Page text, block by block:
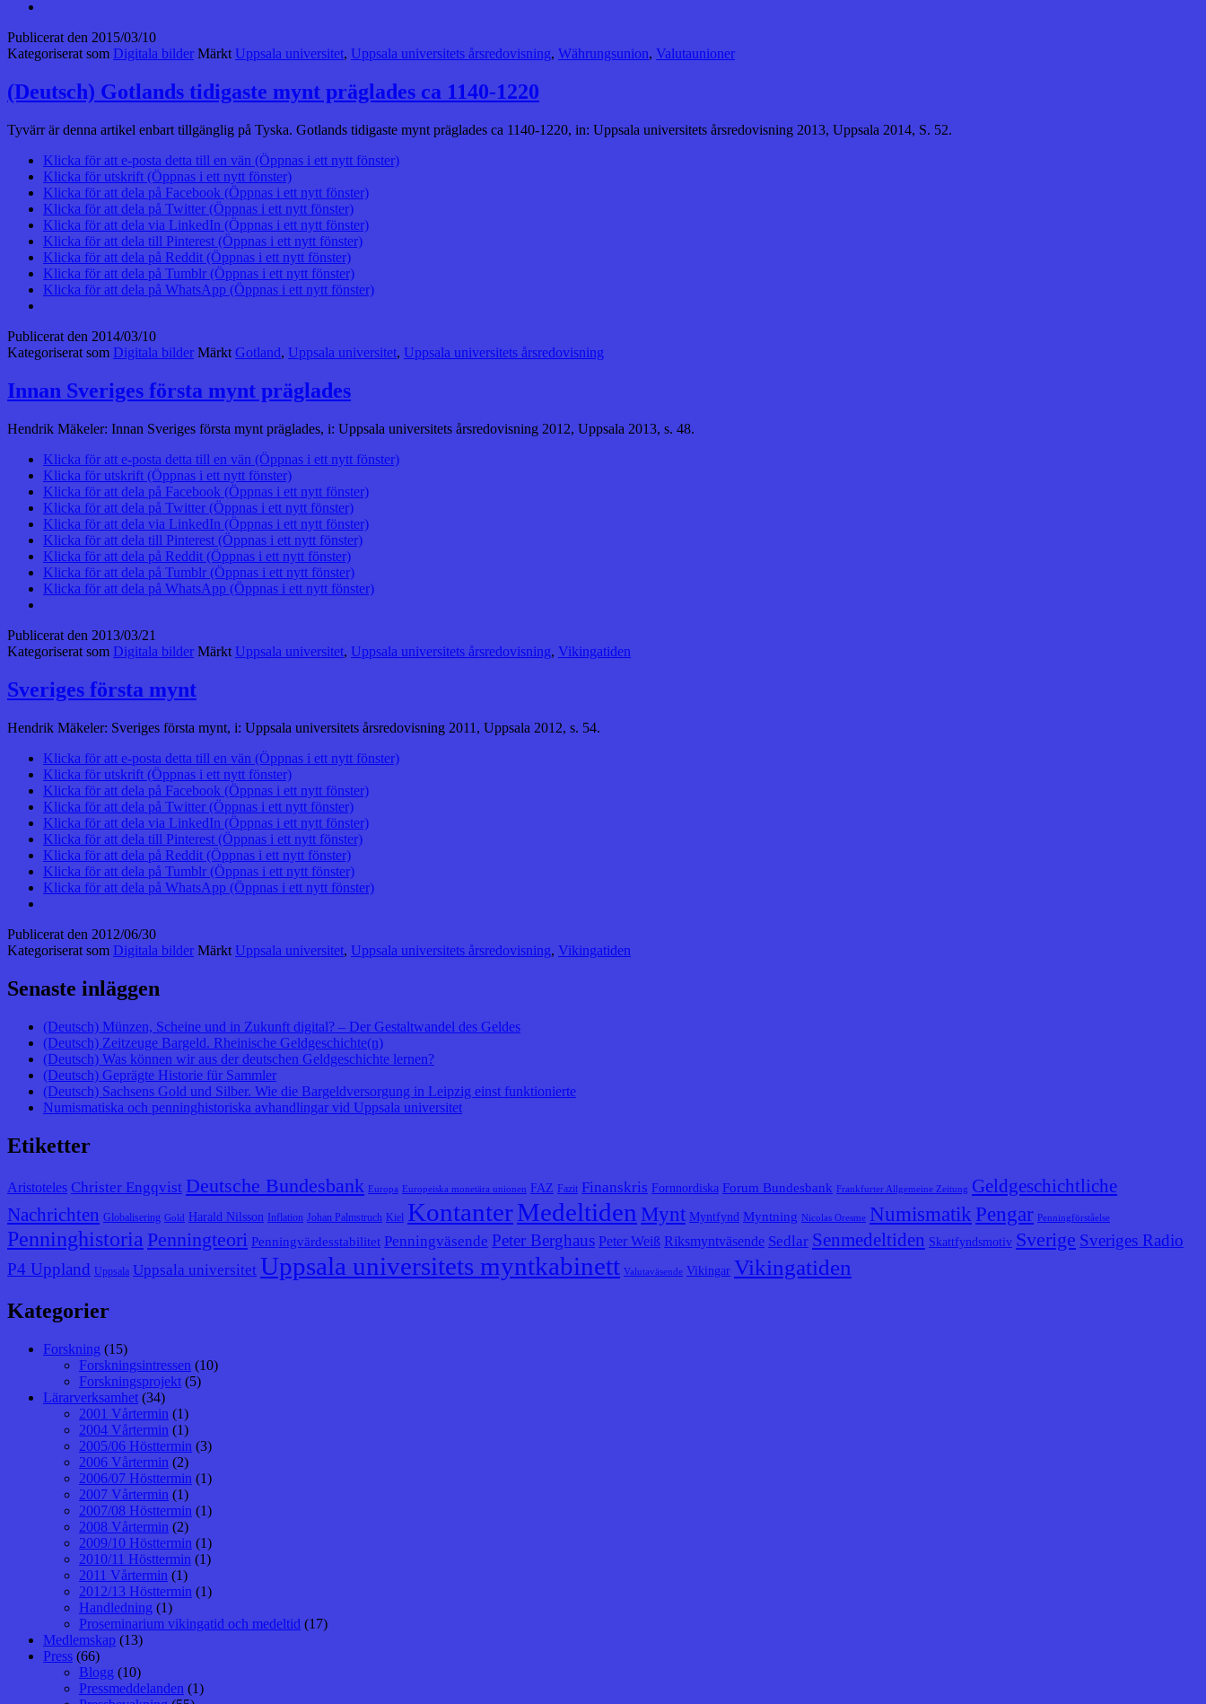
Publicerat den 2015/03/10
Kategoriserat som Digitala bilder Märkt Uppsala universitet, Uppsala universitets årsredovisning, Währungsunion, Valutaunioner
(Deutsch) Gotlands tidigaste mynt präglades ca 1140-1220
Tyvärr är denna artikel enbart tillgänglig på Tyska. Gotlands tidigaste mynt präglades ca 1140-1220, in: Uppsala universitets årsredovisning 2013, Uppsala 2014, S. 52.
Klicka för att e-posta detta till en vän (Öppnas i ett nytt fönster)
Klicka för utskrift (Öppnas i ett nytt fönster)
Klicka för att dela på Facebook (Öppnas i ett nytt fönster)
Klicka för att dela på Twitter (Öppnas i ett nytt fönster)
Klicka för att dela via LinkedIn (Öppnas i ett nytt fönster)
Klicka för att dela till Pinterest (Öppnas i ett nytt fönster)
Klicka för att dela på Reddit (Öppnas i ett nytt fönster)
Klicka för att dela på Tumblr (Öppnas i ett nytt fönster)
Klicka för att dela på WhatsApp (Öppnas i ett nytt fönster)
Publicerat den 2014/03/10
Kategoriserat som Digitala bilder Märkt Gotland, Uppsala universitet, Uppsala universitets årsredovisning
Innan Sveriges första mynt präglades
Hendrik Mäkeler: Innan Sveriges första mynt präglades, i: Uppsala universitets årsredovisning 2012, Uppsala 2013, s. 48.
Klicka för att e-posta detta till en vän (Öppnas i ett nytt fönster)
Klicka för utskrift (Öppnas i ett nytt fönster)
Klicka för att dela på Facebook (Öppnas i ett nytt fönster)
Klicka för att dela på Twitter (Öppnas i ett nytt fönster)
Klicka för att dela via LinkedIn (Öppnas i ett nytt fönster)
Klicka för att dela till Pinterest (Öppnas i ett nytt fönster)
Klicka för att dela på Reddit (Öppnas i ett nytt fönster)
Klicka för att dela på Tumblr (Öppnas i ett nytt fönster)
Klicka för att dela på WhatsApp (Öppnas i ett nytt fönster)
Publicerat den 2013/03/21
Kategoriserat som Digitala bilder Märkt Uppsala universitet, Uppsala universitets årsredovisning, Vikingatiden
Sveriges första mynt
Hendrik Mäkeler: Sveriges första mynt, i: Uppsala universitets årsredovisning 2011, Uppsala 2012, s. 54.
Klicka för att e-posta detta till en vän (Öppnas i ett nytt fönster)
Klicka för utskrift (Öppnas i ett nytt fönster)
Klicka för att dela på Facebook (Öppnas i ett nytt fönster)
Klicka för att dela på Twitter (Öppnas i ett nytt fönster)
Klicka för att dela via LinkedIn (Öppnas i ett nytt fönster)
Klicka för att dela till Pinterest (Öppnas i ett nytt fönster)
Klicka för att dela på Reddit (Öppnas i ett nytt fönster)
Klicka för att dela på Tumblr (Öppnas i ett nytt fönster)
Klicka för att dela på WhatsApp (Öppnas i ett nytt fönster)
Publicerat den 2012/06/30
Kategoriserat som Digitala bilder Märkt Uppsala universitet, Uppsala universitets årsredovisning, Vikingatiden
Senaste inläggen
(Deutsch) Münzen, Scheine und in Zukunft digital? – Der Gestaltwandel des Geldes
(Deutsch) Zeitzeuge Bargeld. Rheinische Geldgeschichte(n)
(Deutsch) Was können wir aus der deutschen Geldgeschichte lernen?
(Deutsch) Geprägte Historie für Sammler
(Deutsch) Sachsens Gold und Silber. Wie die Bargeldversorgung in Leipzig einst funktionierte
Numismatiska och penninghistoriska avhandlingar vid Uppsala universitet
Etiketter
Aristoteles Christer Engqvist Deutsche Bundesbank Europa Europeiska monetära unionen FAZ Fazit Finanskris Fornnordiska Forum Bundesbank Frankfurter Allgemeine Zeitung Geldgeschichtliche
Nachrichten Globalisering Gold Harald Nilsson Inflation Johan Palmstruch Kiel KontanterMedeltiden Mynt Myntfynd Myntning Nicolas Oresme Numismatik Pengar Penningförståelse
Penninghistoria Penningteori Penningvärdesstabilitet Penningväsende Peter Berghaus Peter Weiß Riksmyntväsende Sedlar Senmedeltiden Skattfyndsmotiv Sverige Sveriges Radio
P4 Uppland Uppsala Uppsala universitet Uppsala universitets myntkabinett Valutaväsende Vikingar Vikingatiden
Kategorier
Forskning (15)
Forskningsintressen (10)
Forskningsprojekt (5)
Lärarverksamhet (34)
2001 Vårtermin (1)
2004 Vårtermin (1)
2005/06 Hösttermin (3)
2006 Vårtermin (2)
2006/07 Hösttermin (1)
2007 Vårtermin (1)
2007/08 Hösttermin (1)
2008 Vårtermin (2)
2009/10 Hösttermin (1)
2010/11 Hösttermin (1)
2011 Vårtermin (1)
2012/13 Hösttermin (1)
Handledning (1)
Proseminarium vikingatid och medeltid (17)
Medlemskap (13)
Press (66)
Blogg (10)
Pressmeddelanden (1)